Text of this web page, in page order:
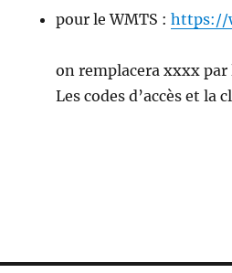
pour le WMTS : https://
on remplacera xxxx par
Les codes d’accès et la